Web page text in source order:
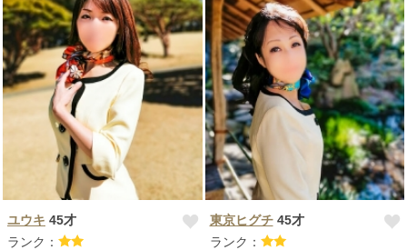
ユウキ 45才
ランク：
東京ヒグチ45才
ランク：